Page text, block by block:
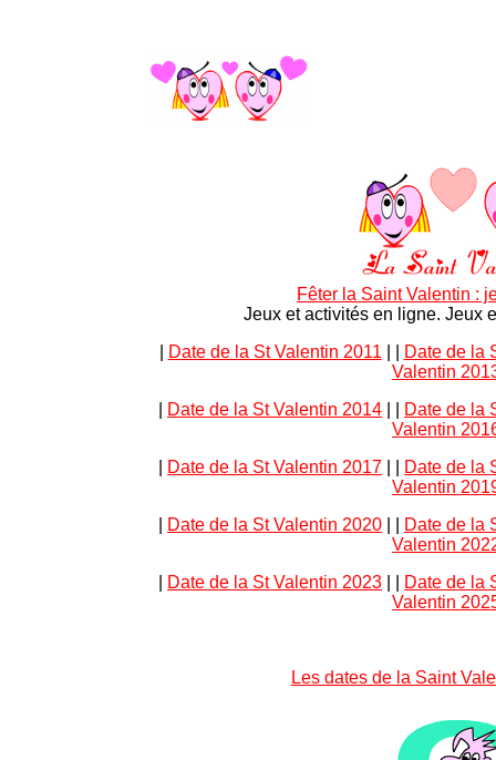
Fêter la Saint Valentin :
Jeux et activités en ligne. Jeux
Date de la St Valentin 2011
Date de la
Valentin
Date de la St Valentin 2014
Date de la
Valentin
Date de la St Valentin 2017
Date de la
Valentin
Date de la St Valentin 2020
Date de la
Valentin
Date de la St Valentin 2023
Date de la
Valentin
Les dates de la Saint